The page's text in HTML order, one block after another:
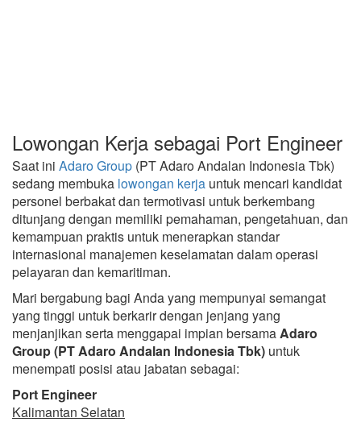
Lowongan Kerja sebagai Port Engineer
Saat ini Adaro Group (PT Adaro Andalan Indonesia Tbk)
sedang membuka lowongan kerja untuk mencari kandidat
personel berbakat dan termotivasi untuk berkembang
ditunjang dengan memiliki pemahaman, pengetahuan, dan
kemampuan praktis untuk menerapkan standar
internasional manajemen keselamatan dalam operasi
pelayaran dan kemaritiman.
Mari bergabung bagi Anda yang mempunyai semangat
yang tinggi untuk berkarir dengan jenjang yang
menjanjikan serta menggapai impian bersamaAdaro
Group (PT Adaro Andalan Indonesia Tbk) untuk
menempati posisi atau jabatan sebagai:
Port Engineer
Kalimantan Selatan